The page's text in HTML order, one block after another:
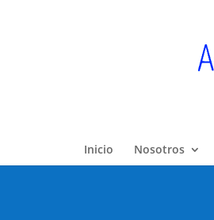
Inicio Nosotros